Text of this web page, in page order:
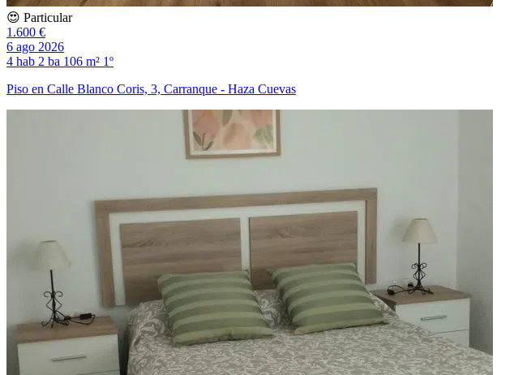
😍 Particular
1.600 €
6 ago 2026
4 hab 2 ba 106 m² 1º
Piso en Calle Blanco Coris, 3, Carranque - Haza Cuevas